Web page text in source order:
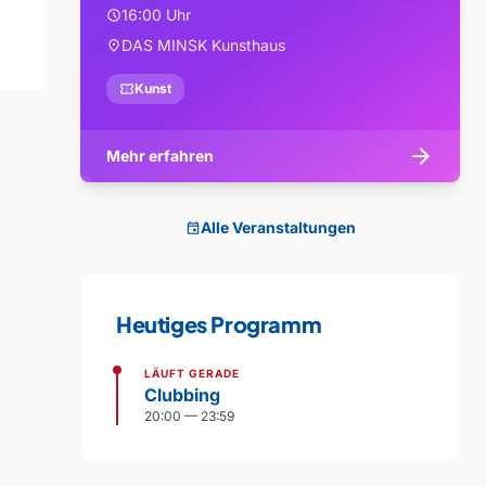
schedule16:00 Uhr
location_onDAS MINSK Kunsthaus
confirmation_numberKunst
Mehr erfahren arrow_forward
eventAlle Veranstaltungen
Heutiges Programm
LÄUFT GERADE
Clubbing
20:00 — 23:59